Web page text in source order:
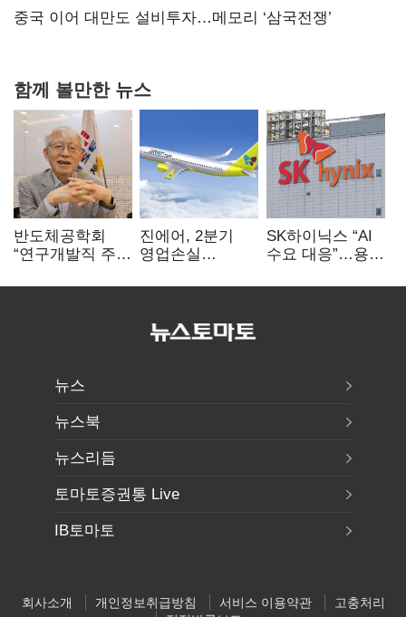
연 홈플러스
중국 이어 대만도 설비투자…메모리 ‘삼국전쟁’
함께 볼만한 뉴스
반도체공학회
“연구개발직 주
개선해야”
진에어, 2분기
영업손실
상승 여파
SK하이닉스 “AI
수요 대응”…용인
투자
뉴스
뉴스북
뉴스리듬
토마토증권통 Live
IB토마토
회사소개 개인정보취급방침 서비스 이용약관
고충처리